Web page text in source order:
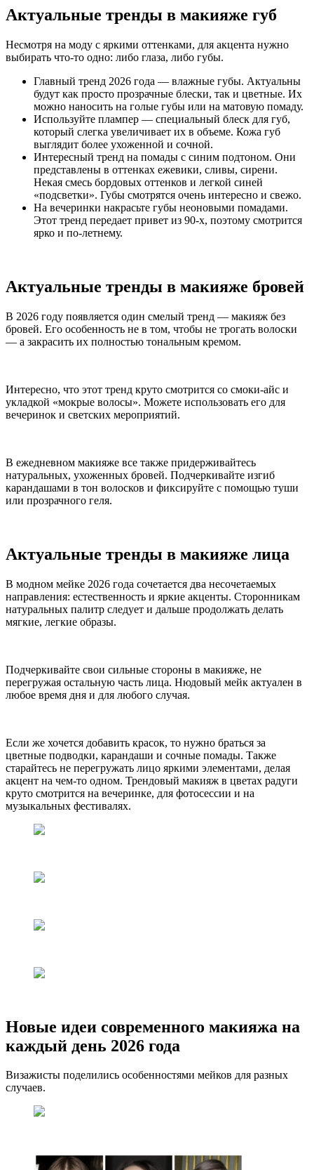
Актуальные тренды в макияже губ
Несмотря на моду с яркими оттенками, для акцента нужно
выбирать что-то одно: либо глаза, либо губы.
Главный тренд 2026 года — влажные губы. Актуальны
будут как просто прозрачные блески, так и цветные. Их
можно наносить на голые губы или на матовую помаду.
Используйте плампер — специальный блеск для губ,
который слегка увеличивает их в объеме. Кожа губ
выглядит более ухоженной и сочной.
Интересный тренд на помады с синим подтоном. Они
представлены в оттенках ежевики, сливы, сирени.
Некая смесь бордовых оттенков и легкой синей
«подсветки». Губы смотрятся очень интересно и свежо.
На вечеринки накрасьте губы неоновыми помадами.
Этот тренд передает привет из 90-х, поэтому смотрится
ярко и по-летнему.
Актуальные тренды в макияже бровей
В 2026 году появляется один смелый тренд — макияж без
бровей. Его особенность не в том, чтобы не трогать волоски
— а закрасить их полностью тональным кремом.
Интересно, что этот тренд круто смотрится со смоки-айс и
укладкой «мокрые волосы». Можете использовать его для
вечеринок и светских мероприятий.
В ежедневном макияже все также придерживайтесь
натуральных, ухоженных бровей. Подчеркивайте изгиб
карандашами в тон волосков и фиксируйте с помощью туши
или прозрачного геля.
Актуальные тренды в макияже лица
В модном мейке 2026 года сочетается два несочетаемых
направления: естественность и яркие акценты. Сторонникам
натуральных палитр следует и дальше продолжать делать
мягкие, легкие образы.
Подчеркивайте свои сильные стороны в макияже, не
перегружая остальную часть лица. Нюдовый мейк актуален в
любое время дня и для любого случая.
Если же хочется добавить красок, то нужно браться за
цветные подводки, карандаши и сочные помады. Также
старайтесь не перегружать лицо яркими элементами, делая
акцент на чем-то одном. Трендовый макияж в цветах радуги
круто смотрится на вечеринке, для фотосессии и на
музыкальных фестивалях.
Новые идеи современного макияжа на
каждый день 2026 года
Визажисты поделились особенностями мейков для разных
случаев.